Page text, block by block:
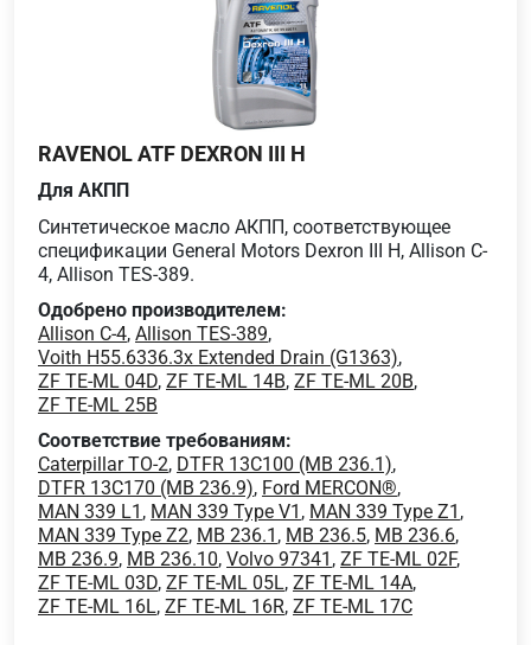
RAVENOL ATF DEXRON III H
Для АКПП
Cинтетическое масло АКПП, соответствующее
спецификации General Motors Dexron III H, Allison C-
4, Allison TES-389.
Одобрено производителем:
Allison C-4, Allison TES-389,
Voith H55.6336.3x Extended Drain (G1363),
ZF TE-ML 04D, ZF TE-ML 14B, ZF TE-ML 20B,
ZF TE-ML 25B
Соответствие требованиям:
Caterpillar TO-2, DTFR 13C100 (MB 236.1),
DTFR 13C170 (MB 236.9), Ford MERCON®,
MAN 339 L1 , MAN 339 Type V1 , MAN 339 Type Z1 ,
MAN 339 Type Z2, MB 236.1 , MB 236.5, MB 236.6,
MB 236.9, MB 236.10, Volvo 97341 , ZF TE-ML 02F,
ZF TE-ML 03D, ZF TE-ML 05L, ZF TE-ML 14A,
ZF TE-ML 16L, ZF TE-ML 16R, ZF TE-ML 17C